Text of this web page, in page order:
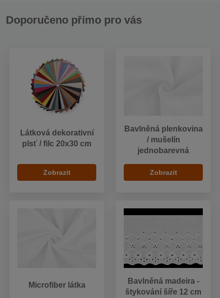
Doporučeno přímo pro vás
Látková dekorativní
plsť / filc 20x30 cm
Zobrazit
Bavlněná plenkovina
/ mušelín
jednobarevná
Zobrazit
Microfiber látka
Bavlněná madeira -
štykování šíře 12 cm